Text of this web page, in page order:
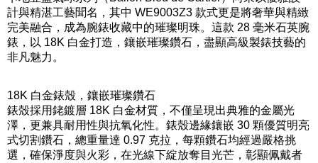
計與精湛工藝聞名，其中 WE9003Z3 款式更是將奢華與精緻
完美融合，成為腕錶收藏中的璀璨明珠。這款 28 毫米石英腕
錶，以 18K 白金打造，鑲嵌璀璨鑽石，盡顯高級製錶技藝的
非凡魅力。
18K 白金錶殼，鑲嵌璀璨鑽石
錶殼採用銠鍍層 18K 白金材質，不僅呈現出典雅的金屬光
澤，更兼具耐用性與抗氧化性。錶殼邊緣鑲嵌 30 顆優質明亮
式切割鑽石，總重量達 0.97 克拉，每顆鑽石均經過嚴格挑
選，確保淨度與火彩，在光線下綻放奪目光芒，彰顯佩戴者